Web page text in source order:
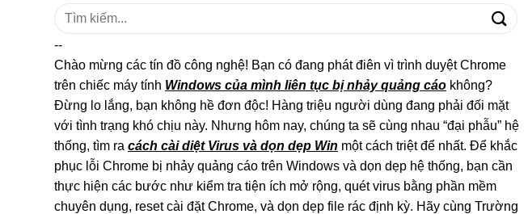
Tìm
--
Chào mừng các tín đồ công nghệ! Bạn có đang phát điên vì trình duyệt Chrome
trên chiếc máy tính Windows của mình liên tục bị nhảy quảng cáo không?
Đừng lo lắng, bạn không hề đơn độc! Hàng triệu người dùng đang phải đối mặt
với tình trạng khó chịu này. Nhưng hôm nay, chúng ta sẽ cùng nhau “đại phẫu” hệ
thống, tìm ra cách cài diệt Virus và dọn dẹp Win một cách triệt để nhất. Để khắc
phục lỗi Chrome bị nhảy quảng cáo trên Windows và dọn dẹp hệ thống, bạn cần
thực hiện các bước như kiểm tra tiện ích mở rộng, quét virus bằng phần mềm
chuyên dụng, reset cài đặt Chrome, và dọn dẹp file rác định kỳ. Hãy cùng Trường